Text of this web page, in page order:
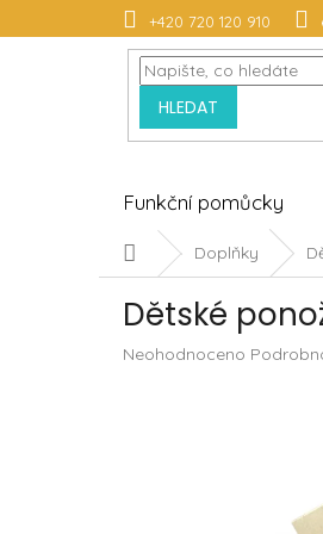
na
+420 720 120 910
HLEDAT
Funkční pomůcky
Domů Doplňky
Dětské
Průměrné
Neohodnoceno